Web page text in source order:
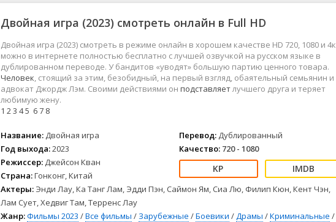
2024
2023
2022
2021
СССР
Зарубежные
Боевики
Военные
Детективы
Детские
Драмы
Мелодрамы
Приключения
Семейные
Спорт
Триллеры
Фэнтези
2024
2023
2022
2021
СССР
Фильмы из соцетей
Двойная игра (2023) смотреть онлайн в Full HD
Двойная игра (2023) смотреть в режиме онлайн в хорошем качестве HD 720, 1080 и 4к
можно в интернете полностью бесплатно с лучшей озвучкой на русском языке в
дублированном переводе. У бандитов «уводят» большую партию ценного товара.
Человек, стоящий за этим, безобидный, на первый взгляд, обаятельный семьянин и
адвокат Джордж Лэм. Своими действиями он подставляетлучшего друга и теряет
любимую жену.
1 23 45 67 8
Название: Двойная игра
Год выхода:2023
Режиссер: Джейсон Кван
Страна:Гонконг, Китай
Перевод: Дублированный
Качество: 720 - 1080
Актеры: Энди Лау, Ка Танг Лам, Эдди Пэн, Саймон Ям, Сиа Лю, Филип Кюн, Кент Чэн,
Лам Сует, Хедвиг Там, Терренс Лау
Жанр:Фильмы 2023 /Все фильмы / Зарубежные /Боевики /Драмы /Криминальные /